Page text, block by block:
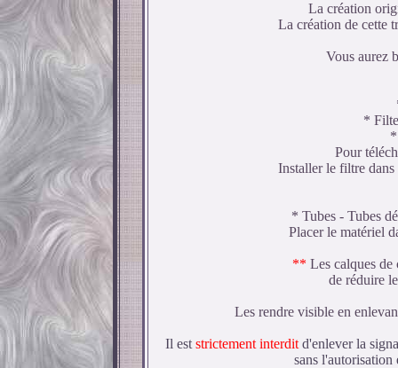
La création
La création de cette
Vous aurez
*
Pour
Installer le filtre
* Tubes - Tubes
Placer le matériel
** Les calques de
de réduire
Les rendre visible en
Il est strictement interdit d'enlever la
sans l'autorisation